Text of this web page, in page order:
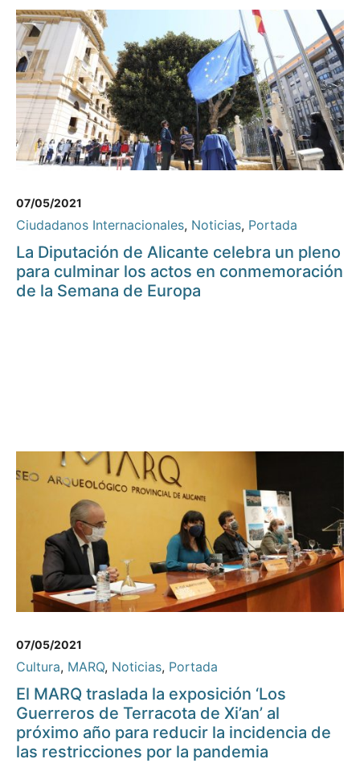
07/05/2021
Ciudadanos Internacionales, Noticias, Portada
La Diputación de Alicante celebra un pleno
para culminar los actos en conmemoración
de la Semana de Europa
07/05/2021
Cultura, MARQ, Noticias, Portada
El MARQ traslada la exposición ‘Los
Guerreros de Terracota de Xi’an’ al
próximo año para reducir la incidencia de
las restricciones por la pandemia